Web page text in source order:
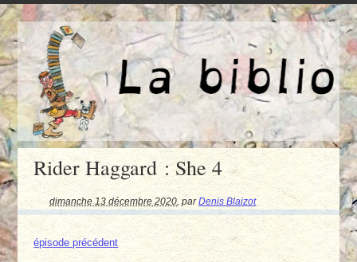
Rider Haggard : She 4
dimanche 13 décembre 2020,parDenis Blaizot
épisode précédent